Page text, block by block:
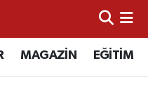
MAGAZİN EĞİTİM